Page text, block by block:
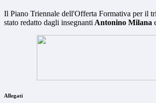
Il Piano Triennale dell'Offerta Formativa per il
stato redatto dagli insegnanti Antonino Milana
Allegati